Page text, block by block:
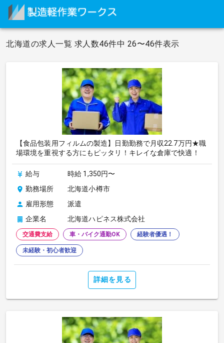
北海道の求人一覧 求人数46件中 26〜46件表示
【食品包装用フィルムの製造】日勤勤務で月収22.7万円★職
場環境を重視する方にもピッタリ！キレイな倉庫で快適！
給与
時給 1,350円〜
勤務場所
北海道小樽市
雇用形態
派遣
企業名
北海道ハピネス株式会社
交通費支給 車・バイク通勤OK 経験者優遇！
未経験・初心者歓迎
詳細を見る